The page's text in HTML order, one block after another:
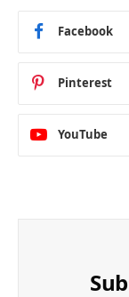
Facebook
Pinterest
YouTube